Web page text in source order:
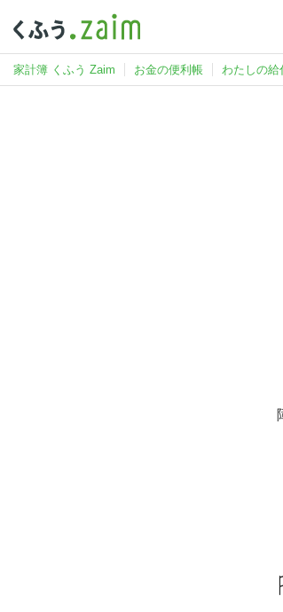
家計簿 くふう Zaim お金の便利帳 わたしの給